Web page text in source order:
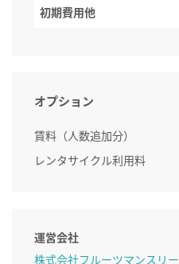
初期費用他
オプション
賃料（人数追加分）
レンタサイクル利用料
運営会社
株式会社フルーツマンスリー